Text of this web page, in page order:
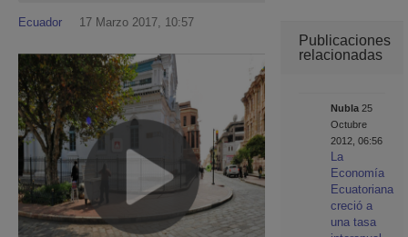
Ecuador 17 Marzo 2017, 10:57
Publicaciones
relacionadas
Nubla 25
Octubre
2012, 06:56
La
Economía
Ecuatoriana
creció a
una tasa